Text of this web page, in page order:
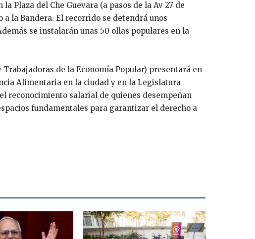
Plaza del Che Guevara (a pasos de la Av 27 de
la Bandera. El recorrido se detendrá unos
se instalarán unas 50 ollas populares en la
de la Economía Popular) presentará en
Alimentaria en la ciudad y en la Legislatura
reconocimiento salarial de quienes desempeñan
fundamentales para garantizar el derecho a